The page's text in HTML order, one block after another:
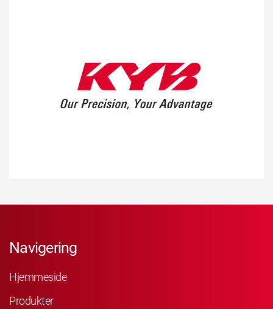
Navigering
Hjemmeside
Produkter